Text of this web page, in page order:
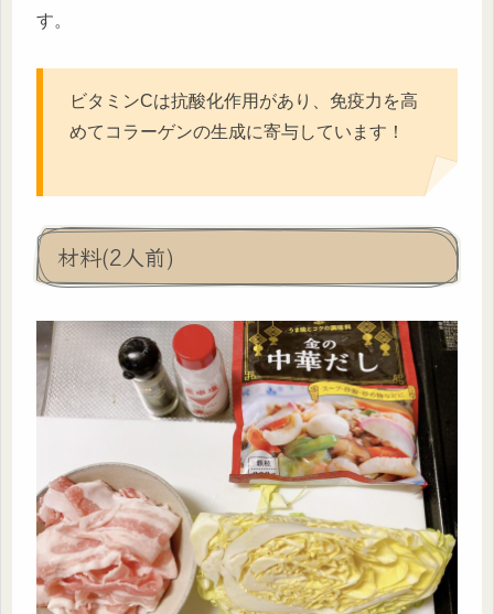
す。
ビタミンCは抗酸化作用があり、免疫力を高
めてコラーゲンの生成に寄与しています！
材料(2人前)